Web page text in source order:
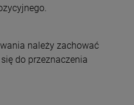
należy zachować
do przeznaczenia